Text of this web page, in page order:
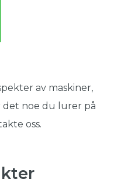
av maskiner,
noe du lurer på
oss.